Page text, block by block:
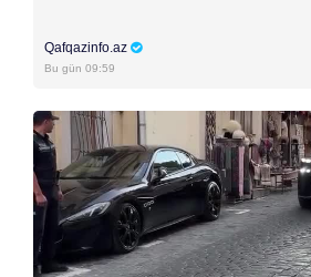
Qafqazinfo.az
Bu gün 09:59